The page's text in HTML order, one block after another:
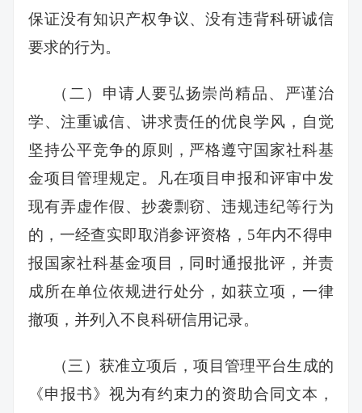
保证没有知识产权争议、没有违背科研诚信
要求的行为。
（二）申请人要弘扬崇尚精品、严谨治
学、注重诚信、讲求责任的优良学风，自觉
坚持公平竞争的原则，严格遵守国家社科基
金项目管理规定。凡在项目申报和评审中发
现有弄虚作假、抄袭剽窃、违规违纪等行为
的，一经查实即取消参评资格，5年内不得申
报国家社科基金项目，同时通报批评，并责
成所在单位依规进行处分，如获立项，一律
撤项，并列入不良科研信用记录。
（三）获准立项后，项目管理平台生成的
《申报书》视为有约束力的资助合同文本，